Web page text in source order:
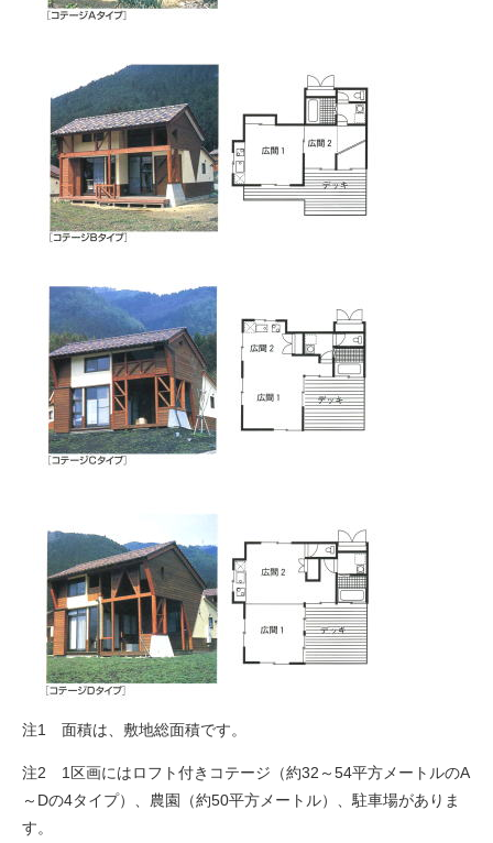
注1 面積は、敷地総面積です。
注2 1区画にはロフト付きコテージ（約32～54平方メートルのA
～Dの4タイプ）、農園（約50平方メートル）、駐車場がありま
す。